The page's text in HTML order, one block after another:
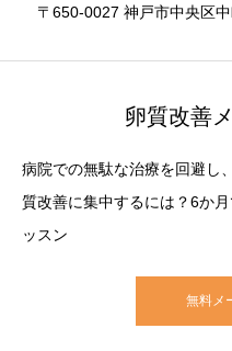
〒650-0027 神戸市中央区
卵質改善
病院での無駄な治療を回避し
質改善に集中するには？6か
ッスン
無料メ